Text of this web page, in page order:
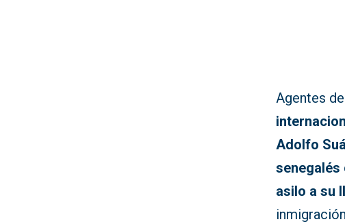
Agentes
Adolfo
senegalés
asilo a su